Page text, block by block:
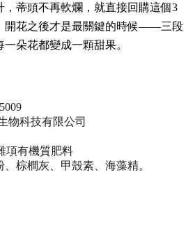
，蒂頭不再軟爛，就直接回購這個3
開花之後才是最關鍵的時候——三段
朵花都變成一顆甜果。
物科技有限公司
項有機質肥料
棕櫚灰、甲殼素、海藻精。